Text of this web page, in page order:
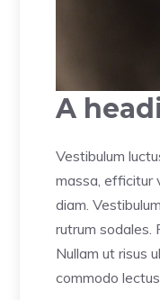
A
Vestibulum
massa, efficitur
diam.
rutrum sodales.
Nullam ut risus
commodo